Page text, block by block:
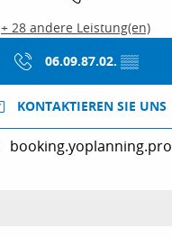
+ 28 andere Leistung(en)
06.09.87.02. ▒▒
KONTAKTIEREN SIE UNS
booking.yoplanning.pro